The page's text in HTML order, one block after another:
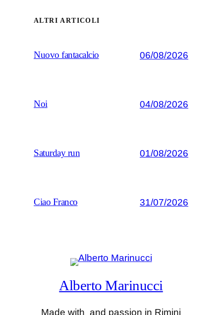
ALTRI ARTICOLI
Nuovo fantacalcio 06/08/2026
Noi 04/08/2026
Saturday run 01/08/2026
Ciao Franco 31/07/2026
Alberto Marinucci
Made with and passion in Rimini